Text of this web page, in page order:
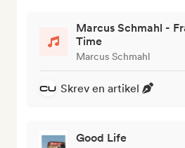
Marcus Schmahl -
Time
Marcus Schmahl
Skrev en artikel
Good Life